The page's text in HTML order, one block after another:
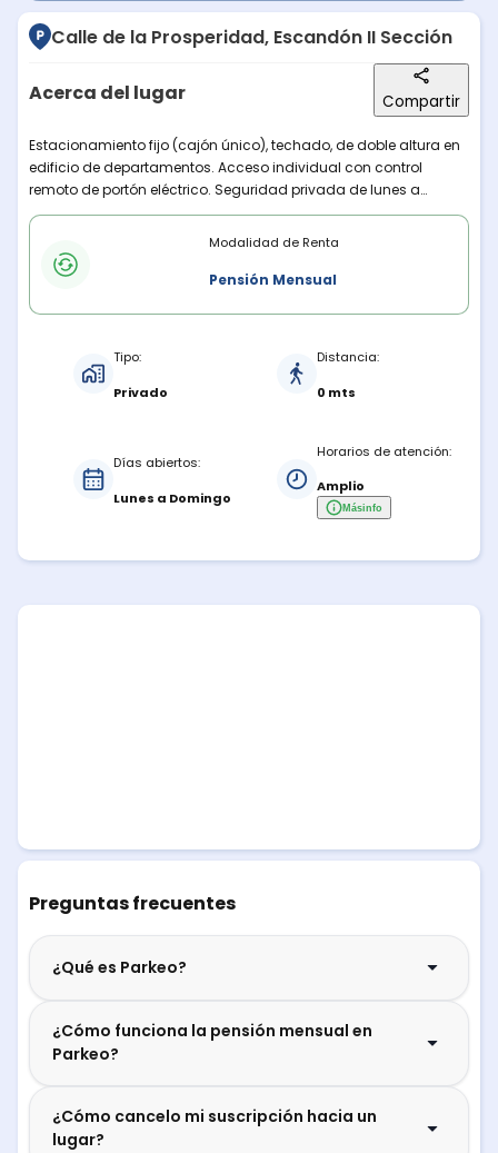
Calle de la Prosperidad, Escandón II Sección
Acerca del lugar Compartir
Descripción del lugar
Estacionamiento fijo (cajón único), techado, de doble altura en
edificio de departamentos. Acceso individual con control
remoto de portón eléctrico. Seguridad privada de lunes a
viernes 7:00 a 16:00, y sábado de 7:00 a 12:00. Cámaras de
Modalidades de rentaModalidad de Renta
Pensión Mensual
Tipo:
Privado
Distancia:
0 mts
Días abiertos:
Lunes a Domingo
Horarios de atención:
Amplio
Másinfo
Preguntas frecuentes
¿Qué es Parkeo?
¿Cómo funciona la pensión mensual en
Parkeo?
¿Cómo cancelo mi suscripción hacia un
lugar?